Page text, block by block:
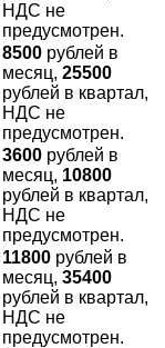
НДС не
предусмотрен.
8500 рублей в
месяц, 25500
рублей в квартал,
НДС не
предусмотрен.
3600 рублей в
месяц, 10800
рублей в квартал,
НДС не
предусмотрен.
11800 рублей в
месяц, 35400
рублей в квартал,
НДС не
предусмотрен.